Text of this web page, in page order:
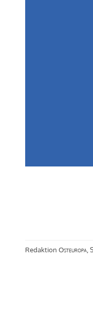
Redaktion Osteuropa,